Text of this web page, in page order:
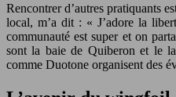
Rencontrer d’autres pratiquants
local, m’a dit : « J’adore la
communauté est super et on
sont la baie de Quiberon et le
comme Duotone organisent des